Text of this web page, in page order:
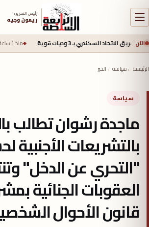
رئيس التحرير :
ريمون وجيه
الآنبـ 3 وديات قوية منذ 1 ساعة النائب إبراهيم عيسى: تجاوز
الرئيسية←سياسة←الخبر
سياسة
ماجدة رشوان تطالب
بالتشريعات الأجنبية
"التحري عن الدخل"
العقوبات الجنائية
قانون الأحوال